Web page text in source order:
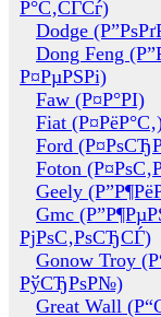
Р°С‚СЃСѓ)
Dodge
Dong Feng
Р¤РµРЅРі)
Faw (Р¤Р°РІ)
Fiat
Ford
Foton
Geely
Gmc
РјРѕС‚РѕСЂСЃ)
Gonow Troy
РўСЂРѕР№)
Great Wall